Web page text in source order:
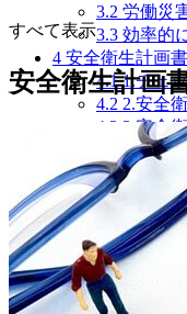
3.2 労働災
3.3 効率的
4 安全衛生計画
4.11.チェ
4.2 2.安全
4.3 3.安全
安全衛生計画
6安全衛生計画書
7
安全衛生計画
従業員
7.2定期的
8安全衛生計画
う
すべて表示
安全衛生計画